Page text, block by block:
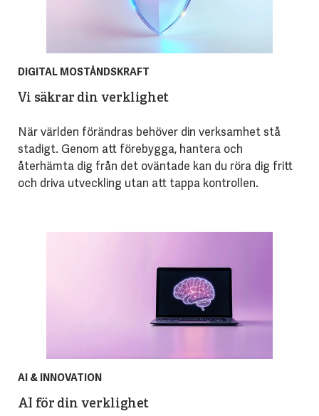
DIGITAL MOSTÅNDSKRAFT
Vi säkrar din verklighet
När världen förändras behöver din verksamhet stå
stadigt. Genom att förebygga, hantera och
återhämta dig från det oväntade kan du röra dig fritt
och driva utveckling utan att tappa kontrollen.
AI & INNOVATION
AI för din verklighet